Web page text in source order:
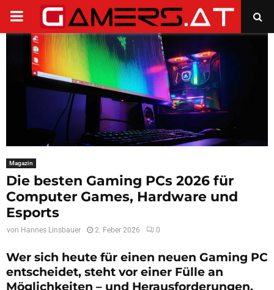
PRIMARY
MENU
Magazin
Die besten Gaming PCs 2026 für
Computer Games, Hardware und
Esports
von Hannes Linsbauer 2. Feber 2026 0
Wer sich heute für einen neuen Gaming PC
entscheidet, steht vor einer Fülle an
Möglichkeiten – und Herausforderungen.